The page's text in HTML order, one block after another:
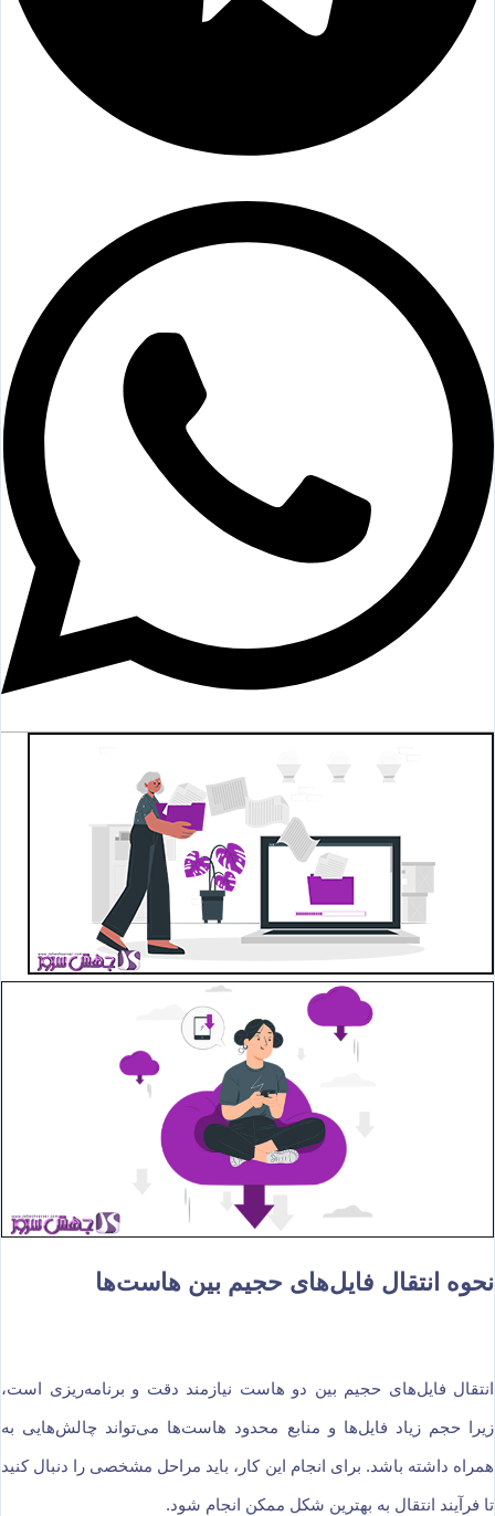
نحوه انتقال فایل‌های حجیم بین هاست‌ها
انتقال فایل‌های حجیم بین دو هاست نیازمند دقت و برنامه‌ریزی است،
زیرا حجم زیاد فایل‌ها و منابع محدود هاست‌ها می‌تواند چالش‌هایی به
همراه داشته باشد. برای انجام این کار، باید مراحل مشخصی را دنبال کنید
تا فرآیند انتقال به بهترین شکل ممکن انجام شود.